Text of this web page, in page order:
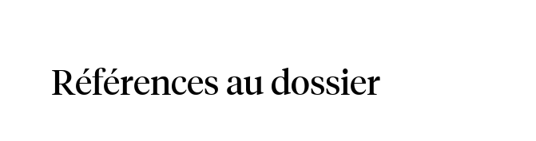
Références au dossier